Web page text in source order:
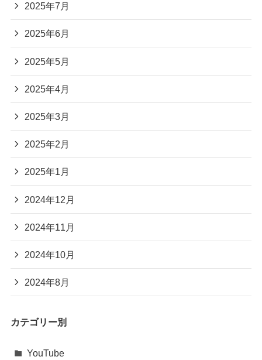
2025年7月
2025年6月
2025年5月
2025年4月
2025年3月
2025年2月
2025年1月
2024年12月
2024年11月
2024年10月
2024年8月
カテゴリー別
YouTube